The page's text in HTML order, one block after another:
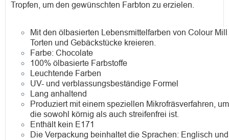
Tropfen, um den gewünschten Farbton zu erzielen.
Mit den ölbasierten Lebensmittelfarben von Colour
Torten und Gebäckstücke kreieren.
Farbe: Chocolate
100% ölbasierte Farbstoffe
Leuchtende Farben
UV- und verblassungsbeständige Formel
Lang anhaltend
Produziert mit einem speziellen Mikrofräsverfahren,
die sowohl körnig als auch streifenfrei ist.
Enthält kein E171
Die Verpackung beinhaltet die Sprachen: Englisch